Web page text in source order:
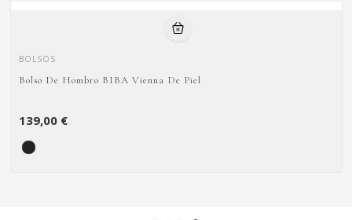
BOLSOS
Bolso De Hombro BIBA Vienna De Piel
139,00 €